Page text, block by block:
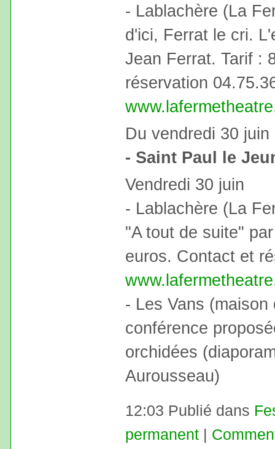
- Lablachère (La
d'ici, Ferrat le cri.
Jean Ferrat. Tarif :
réservation
Du vendredi 30
- Saint Paul le
Vendredi 30 juin
- Lablachère (La
"A tout de suite"
euros. Contact et
- Les Vans
conférence
orchidées
Aurousseau)
12:03 Publié dans
permanent |